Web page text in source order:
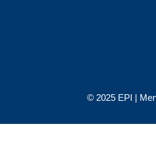
© 2025 EPI |